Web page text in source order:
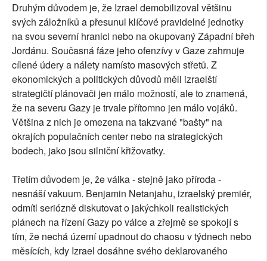
Druhým důvodem je, že Izrael demobilizoval většinu
svých záložníků a přesunul klíčové pravidelné jednotky
na svou severní hranici nebo na okupovaný Západní břeh
Jordánu. Současná fáze jeho ofenzívy v Gaze zahrnuje
cílené údery a nálety namísto masových střetů. Z
ekonomických a politických důvodů měli izraelští
strategičtí plánovači jen málo možností, ale to znamená,
že na severu Gazy je trvale přítomno jen málo vojáků.
Většina z nich je omezena na takzvané "bašty" na
okrajích populačních center nebo na strategických
bodech, jako jsou silniční křižovatky.
Třetím důvodem je, že válka - stejně jako příroda -
nesnáší vakuum. Benjamin Netanjahu, izraelský premiér,
odmítl seriózně diskutovat o jakýchkoli realistických
plánech na řízení Gazy po válce a zřejmě se spokojí s
tím, že nechá území upadnout do chaosu v týdnech nebo
měsících, kdy Izrael dosáhne svého deklarovaného